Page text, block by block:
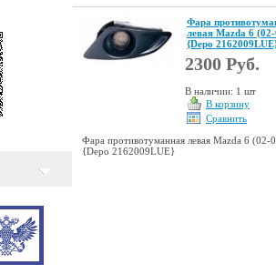
Фара
левая Mazda 6
{Depo
2300 Руб.
В наличии: 1 шт
В корзину
Сравнить
Фара противотуманная левая Mazda 6 (02-
{Depo 2162009LUE}